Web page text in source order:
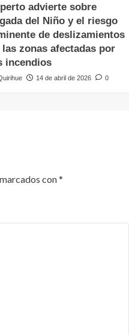
advierte sobre
del Niño y el riesgo
de deslizamientos
las zonas afectadas por
incendios
14 de abril de 2026 0
con*